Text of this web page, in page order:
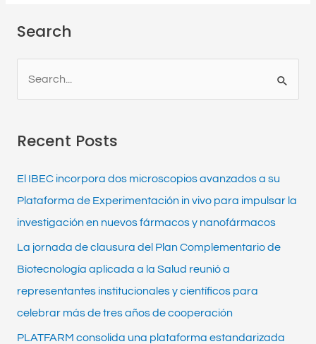
Search
rRecent Posts
El IBEC incorpora dos microscopios avanzados a su
Plataforma de Experimentación in vivo para impulsar la
investigación en nuevos fármacos y nanofármacos
La jornada de clausura del Plan Complementario de
Biotecnología aplicada a la Salud reunió a
representantes institucionales y científicos para
celebrar más de tres años de cooperación
PLATFARM consolida una plataforma estandarizada